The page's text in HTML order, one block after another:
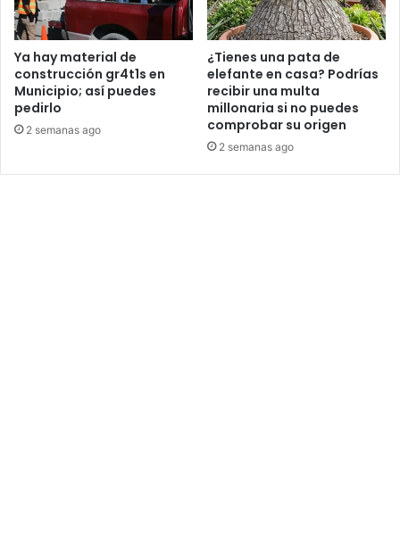
Ya hay material de
construcción gr4t1s en
Municipio; así puedes
pedirlo
2 semanas ago
¿Tienes una pata de
elefante en casa? Podrías
recibir una multa
millonaria si no puedes
comprobar su origen
2 semanas ago